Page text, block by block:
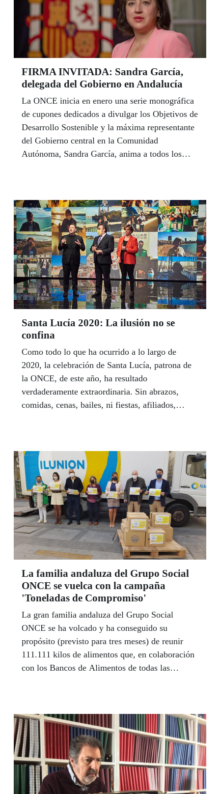
Andalucía con los sorteos de la ONCE, con
Sueldazos y premios mayores sobre todo en la
provincia de Málaga, que ha resultado la más
afortunada del último capítulo de este 2020 con
un millón y medio de euros en 20 años en
Castellar de la Frontera (Cádiz).
FIRMA INVITADA: Sandra García,
delegada del Gobierno en Andalucía
La ONCE inicia en enero una serie monográfica
de cupones dedicados a divulgar los Objetivos de
Desarrollo Sostenible y la máxima representante
del Gobierno central en la Comunidad
Autónoma, Sandra García, anima a todos los
Naciones Unidas. "Alcanzar esta meta final es
algo que nos concierne a todos y a todas de
manera universal", sostiene la delegada.
Santa Lucía 2020: La ilusión no se
confina
Como todo lo que ha ocurrido a lo largo de
2020, la celebración de Santa Lucía, patrona de
la ONCE, de este año, ha resultado
verdaderamente extraordinaria. Sin abrazos,
comidas, cenas, bailes, ni fiestas, afiliados,
pertenencia al Grupo Social ONCE. Cinco
millones de personas siguieron la gala,
convirtiéndose así en el mayor brindis y la mayor
celebración realizada por la ONCE en sus 82
años de vida. “La ilusión no se confina”,
proclamó el presidente Miguel Carballeda, que
trasladó a todo el colectivo su confianza en este
nuevo año “desde la unidad y el esfuerzo
Ilunion”.
La familia andaluza del Grupo Social
ONCE se vuelca con la campaña
'Toneladas de Compromiso'
La gran familia andaluza del Grupo Social
ONCE se ha volcado y ha conseguido su
propósito (previsto para tres meses) de reunir
111.111 kilos de alimentos que, en colaboración
con los Bancos de Alimentos de todas las
recogido cerca de 16.000 kilos, que han sido
repartidos en los Bancos de Alimentos de las
ocho provincias andaluzas y las ciudades
autónomas de Ceuta y Melilla.